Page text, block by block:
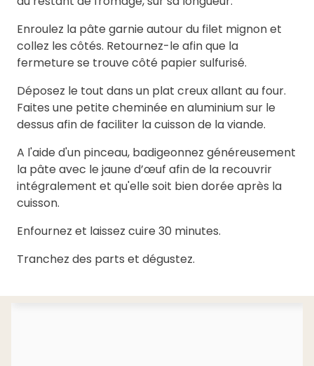
Enroulez la pâte garnie autour du filet mignon et
collez les côtés. Retournez-le afin que la
fermeture se trouve côté papier sulfurisé.
Déposez le tout dans un plat creux allant au four.
Faites une petite cheminée en aluminium sur le
dessus afin de faciliter la cuisson de la viande.
A l'aide d'un pinceau, badigeonnez généreusement
la pâte avec le jaune d’œuf afin de la recouvrir
intégralement et qu'elle soit bien dorée après la
cuisson.
Enfournez et laissez cuire 30 minutes.
Tranchez des parts et dégustez.